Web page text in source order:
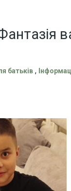
батьків ,